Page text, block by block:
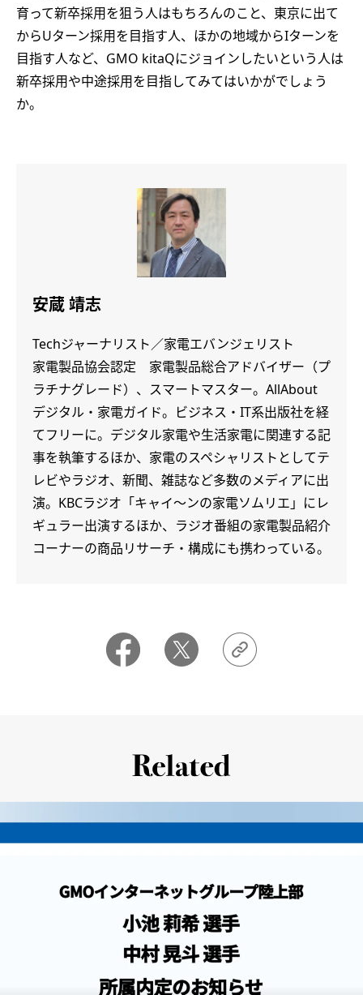
育って新卒採用を狙う人はもちろんのこと、東京に出て
からUターン採用を目指す人、ほかの地域からIターンを
目指す人など、GMO kitaQにジョインしたいという人は
新卒採用や中途採用を目指してみてはいかがでしょう
か。
安蔵 靖志
Techジャーナリスト／家電エバンジェリスト
家電製品協会認定 家電製品総合アドバイザー（プ
ラチナグレード）、スマートマスター。AllAbout
デジタル・家電ガイド。ビジネス・IT系出版社を経
てフリーに。デジタル家電や生活家電に関連する記
事を執筆するほか、家電のスペシャリストとしてテ
レビやラジオ、新聞、雑誌など多数のメディアに出
演。KBCラジオ「キャイ～ンの家電ソムリエ」にレ
ギュラー出演するほか、ラジオ番組の家電製品紹介
コーナーの商品リサーチ・構成にも携わっている。